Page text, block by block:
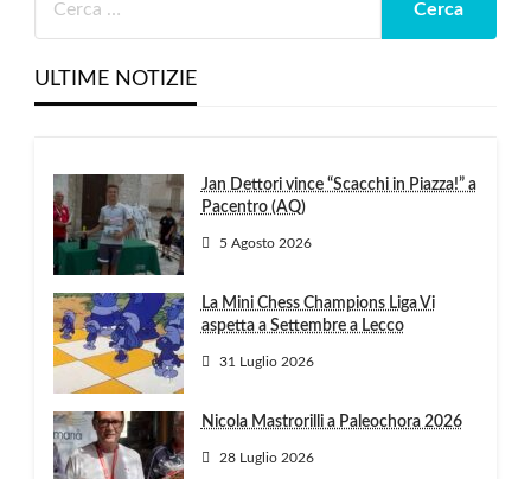
ULTIME NOTIZIE
Jan Dettori vince “Scacchi in Piazza!” a
Pacentro (AQ)
5 Agosto 2026
La Mini Chess Champions Liga Vi
aspetta a Settembre a Lecco
31 Luglio 2026
Nicola Mastrorilli a Paleochora 2026
28 Luglio 2026